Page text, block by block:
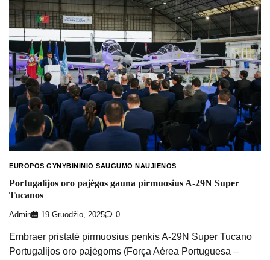
EUROPOS GYNYBININIO SAUGUMO NAUJIENOS
Portugalijos oro pajėgos gauna pirmuosius A-29N Super
Tucanos
Admin 19 Gruodžio, 2025 0
Embraer pristatė pirmuosius penkis A-29N Super Tucano
Portugalijos oro pajėgoms (Força Aérea Portuguesa –